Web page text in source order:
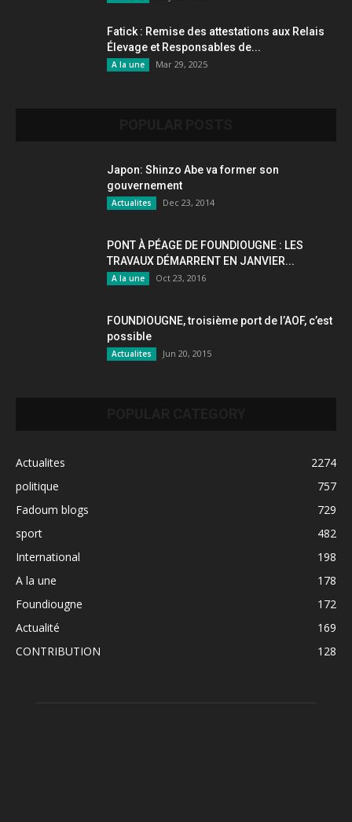
Fatick : Remise des attestations aux Relais
Élevage et Responsables de...
A la une Mar 29, 2025
Japon: Shinzo Abe va former son
gouvernement
Actualites Dec 23, 2014
PONT À PÉAGE DE FOUNDIOUGNE : LES
TRAVAUX DÉMARRENT EN JANVIER...
A la une Oct 23, 2016
FOUNDIOUGNE, troisième port de l’AOF, c’est
possible
Actualites Jun 20, 2015
Actualites
2274
politique
757
Fadoum blogs
729
sport
482
International
198
A la une
178
Foundiougne
172
Actualité
169
CONTRIBUTION
128